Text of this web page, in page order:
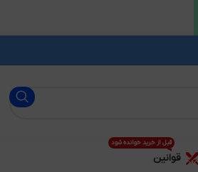
قوانین
قبل از خرید خوانده شود